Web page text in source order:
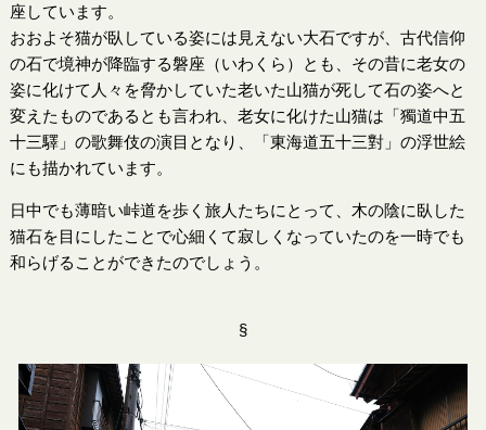
座しています。
おおよそ猫が臥している姿には見えない大石ですが、古代信仰
の石で境神が降臨する磐座（いわくら）とも、その昔に老女の
姿に化けて人々を脅かしていた老いた山猫が死して石の姿へと
変えたものであるとも言われ、老女に化けた山猫は「獨道中五
十三驛」の歌舞伎の演目となり、「東海道五十三對」の浮世絵
にも描かれています。
日中でも薄暗い峠道を歩く旅人たちにとって、木の陰に臥した
猫石を目にしたことで心細くて寂しくなっていたのを一時でも
和らげることができたのでしょう。
§